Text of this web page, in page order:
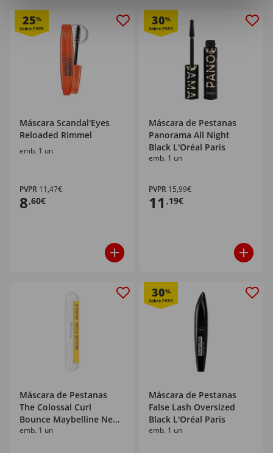
25%
Máscara Scandal'Eyes
Reloaded Rimmel
emb. 1 un
PVPR 11,47€
8,60€
30%
Máscara de Pestanas
Panorama All Night
Black L'Oréal Paris
emb. 1 un
PVPR 15,99€
11 ,19€
Máscara de Pestanas
The Colossal Curl
Bounce Maybelline New
York
emb. 1 un
30%
Máscara de Pestanas
False Lash Oversized
Black L'Oréal Paris
emb. 1 un